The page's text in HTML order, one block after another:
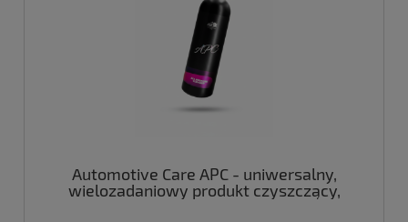
Automotive Care APC - uniwersalny,
wielozadaniowy produkt czyszczący,